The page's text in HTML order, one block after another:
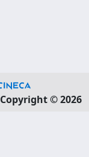
Copyright © 2026